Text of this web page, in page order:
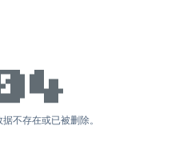
不存在或已被删除。